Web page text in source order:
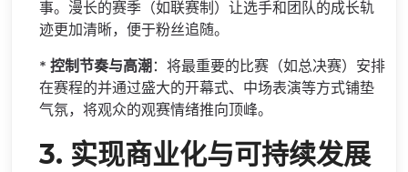
事。漫长的赛季（如联赛制）让选手和团队的成长轨
迹更加清晰，便于粉丝追随。
* 控制节奏与高潮：将最重要的比赛（如总决赛）安排
在赛程的并通过盛大的开幕式、中场表演等方式铺垫
气氛，将观众的观赛情绪推向顶峰。
3. 实现商业化与可持续发展